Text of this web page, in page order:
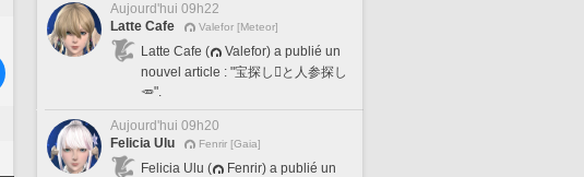
Aujourd'hui 09h22
Latte Cafe
Valefor [Meteor]
Latte Cafe (
Valefor) a publié un
nouvel article : "宝探し🪎と人参探し
🥕".
Aujourd'hui 09h20
Felicia Ulu
Fenrir [Gaia]
Felicia Ulu (
Fenrir) a publié un